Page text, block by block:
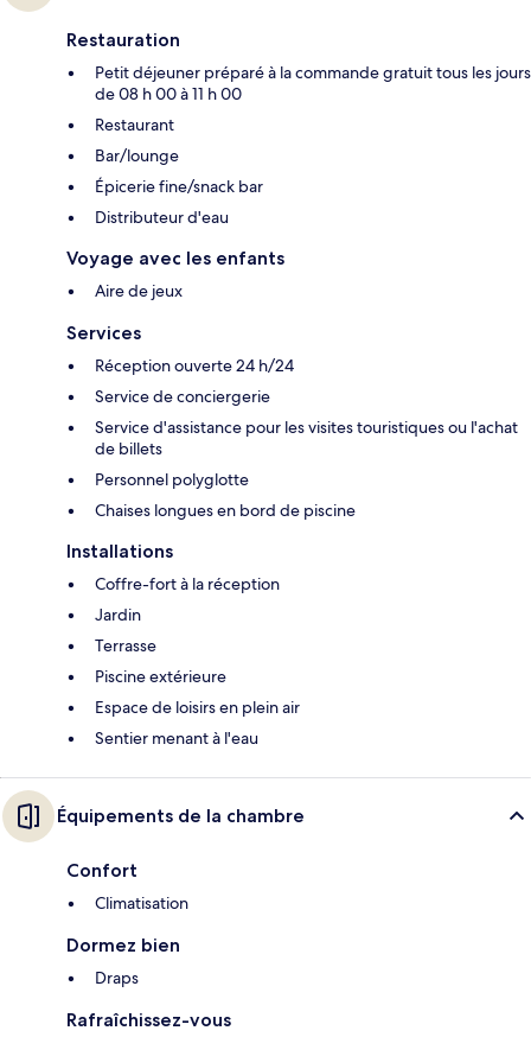
Restauration
Petit déjeuner préparé à la commande gratuit tous les jours
de 08 h 00 à 11 h 00
Restaurant
Bar/lounge
Épicerie fine/snack bar
Distributeur d'eau
Voyage avec les enfants
Aire de jeux
Services
Réception ouverte 24 h/24
Service de conciergerie
Service d'assistance pour les visites touristiques ou l'achat
de billets
Personnel polyglotte
Chaises longues en bord de piscine
Installations
Coffre-fort à la réception
Jardin
Terrasse
Piscine extérieure
Espace de loisirs en plein air
Sentier menant à l'eau
Équipements de la chambre
Confort
Climatisation
Dormez bien
Draps
Rafraîchissez-vous